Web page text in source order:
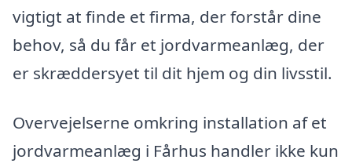
vigtigt at finde et firma, der forstår dine
behov, så du får et jordvarmeanlæg, der
er skræddersyet til dit hjem og din livsstil.
Overvejelserne omkring installation af et
jordvarmeanlæg i Fårhus handler ikke kun